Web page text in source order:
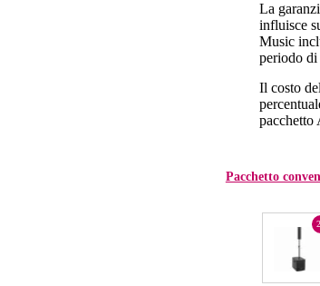
La
influisce
Music
periodo di
Il costo
pacchetto
Pacchetto